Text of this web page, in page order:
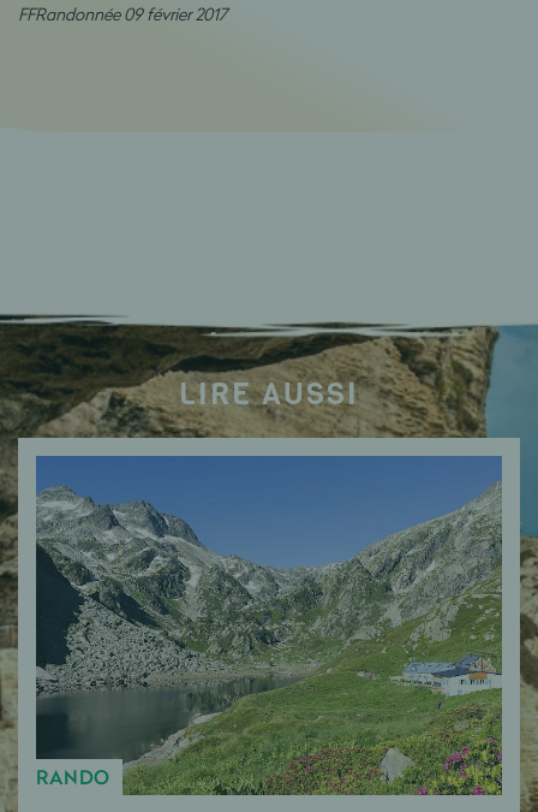
FFRandonnée 09 février 2017
LIRE AUSSI
RANDO